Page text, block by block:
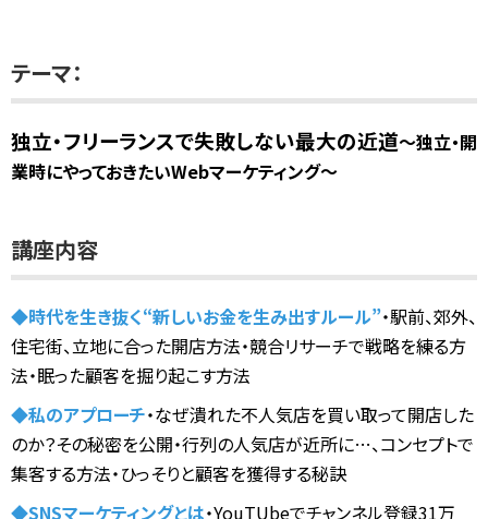
テーマ：
独立・フリーランスで失敗しない最大の近道～独立・開
業時にやっておきたいWebマーケティング～
講座内容
◆時代を生き抜く“新しいお金を生み出すルール”・駅前、郊外、
住宅街、立地に合った開店方法・競合リサーチで戦略を練る方
法・眠った顧客を掘り起こす方法
◆私のアプローチ・なぜ潰れた不人気店を買い取って開店した
のか？その秘密を公開・行列の人気店が近所に…、コンセプトで
集客する方法・ひっそりと顧客を獲得する秘訣
◆SNSマーケティングとは・YouTUbeでチャンネル登録31万